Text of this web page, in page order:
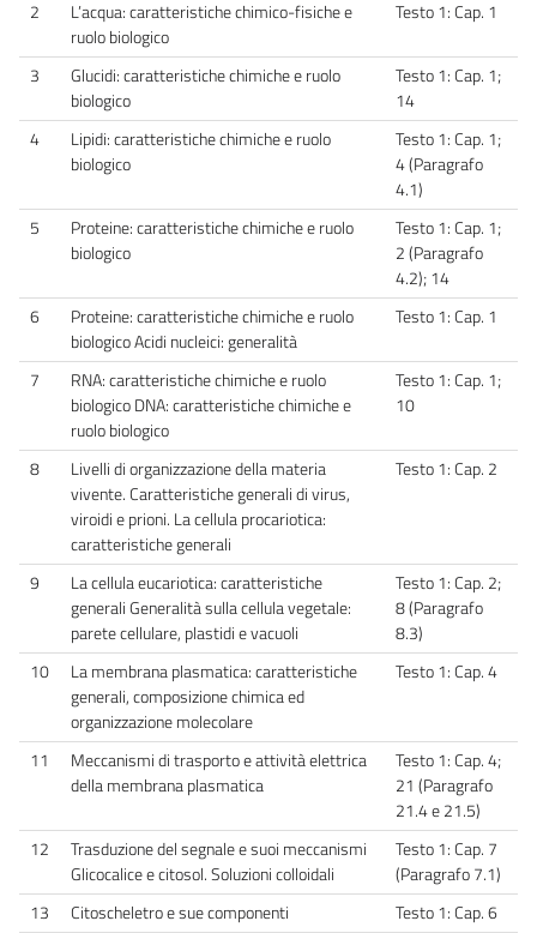
2
L’acqua: caratteristiche chimico-fisiche e
ruolo biologico
Testo 1: Cap. 1
3
Glucidi: caratteristiche chimiche e ruolo
biologico
Testo 1: Cap. 1;
14
4
Lipidi: caratteristiche chimiche e ruolo
biologico
Testo 1: Cap. 1;
4 (Paragrafo
4.1)
5
Proteine: caratteristiche chimiche e ruolo
biologico
Testo 1: Cap. 1;
2 (Paragrafo
4.2); 14
6
Proteine: caratteristiche chimiche e ruolo
biologico Acidi nucleici: generalità
Testo 1: Cap. 1
7
RNA: caratteristiche chimiche e ruolo
biologico DNA: caratteristiche chimiche e
ruolo biologico
Testo 1: Cap. 1;
10
8
Livelli di organizzazione della materia
vivente. Caratteristiche generali di virus,
viroidi e prioni. La cellula procariotica:
caratteristiche generali
Testo 1: Cap. 2
9
La cellula eucariotica: caratteristiche
generali Generalità sulla cellula vegetale:
parete cellulare, plastidi e vacuoli
Testo 1: Cap. 2;
8 (Paragrafo
8.3)
10
La membrana plasmatica: caratteristiche
generali, composizione chimica ed
organizzazione molecolare
Testo 1: Cap. 4
11
Meccanismi di trasporto e attività elettrica
della membrana plasmatica
Testo 1: Cap. 4;
21 (Paragrafo
21.4 e 21.5)
12
Trasduzione del segnale e suoi meccanismi
Glicocalice e citosol. Soluzioni colloidali
Testo 1: Cap. 7
(Paragrafo 7.1)
13
Citoscheletro e sue componenti
Testo 1: Cap. 6